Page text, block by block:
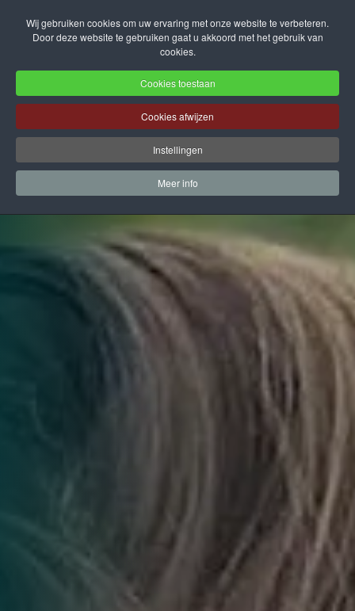
Wij gebruiken cookies om uw ervaring met onze website te verbeteren.
Door deze website te gebruiken gaat u akkoord met het gebruik van
cookies.
Cookies toestaan
Cookies afwijzen
Instellingen
Meer info
Terug naar hoofdinhoud